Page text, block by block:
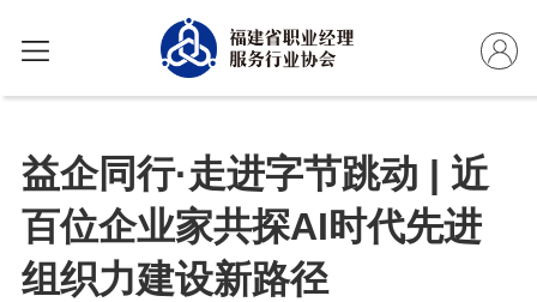
益企同行·走进字节跳动 | 近
百位企业家共探AI时代先进
组织力建设新路径